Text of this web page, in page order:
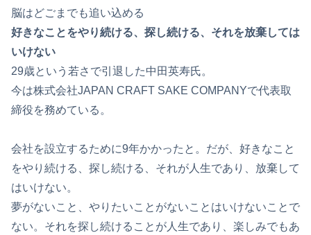
脳はどごまでも追い込める
好きなことをやり続ける、探し続ける、それを放棄しては
いけない
29歳という若さで引退した中田英寿氏。
今は株式会社JAPAN CRAFT SAKE COMPANYで代表取
締役を務めている。
会社を設立するために9年かかったと。だが、好きなこと
をやり続ける、探し続ける、それが人生であり、放棄して
はいけない。
夢がないこと、やりたいことがないことはいけないことで
ない。それを探し続けることが人生であり、楽しみでもあ